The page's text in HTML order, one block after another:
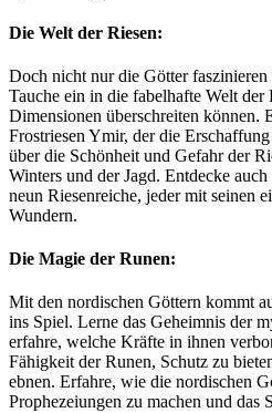
Die Welt der Riesen:
Doch nicht nur die Götter
Tauche ein in die fabelhafte Welt der
Dimensionen überschreiten können.
Frostriesen Ymir, der die
über die Schönheit und Gefahr der
Winters und der Jagd. Entdecke
neun Riesenreiche, jeder mit seinen
Wundern.
Die Magie der Runen:
Mit den nordischen Göttern kommt
ins Spiel. Lerne das Geheimnis der
erfahre, welche Kräfte in ihnen
Fähigkeit der Runen, Schutz zu
ebnen. Erfahre, wie die nordischen
Prophezeiungen zu machen und das